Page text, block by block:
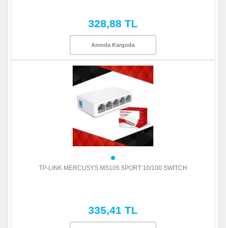
328,88 TL
Anında Kargoda
TP-LINK MERCUSYS MS105 5PORT 10/100 SWITCH
335,41 TL